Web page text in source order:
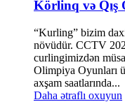
Körlinq və Qış
“Kurling” bizim
növüdür. CCTV
curlingimizdən
Olimpiya Oyunları
axşam saatlarında...
Daha ətraflı oxuyun